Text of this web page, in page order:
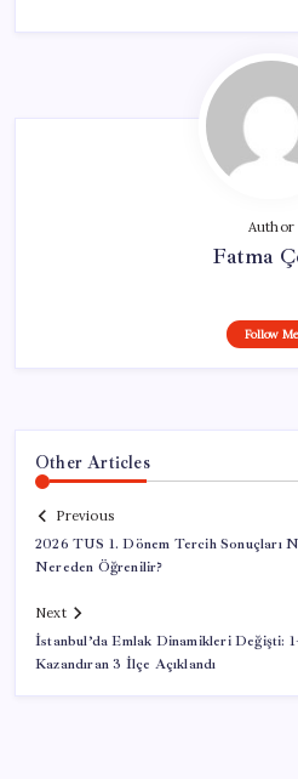
Author
Fatma
Follow Me
Other Articles
Previous
2026 TUS 1. Dönem Tercih Sonuçları
Nereden Öğrenilir?
Next
İstanbul’da Emlak Dinamikleri Değişti:
Kazandıran 3 İlçe Açıklandı